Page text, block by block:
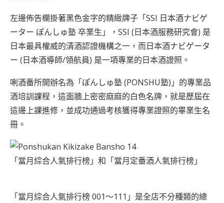
左邊佈告欄掛著黑色金字的精緻牌子「SSI 日本酒ナビゲ
ーター ぽんしゅ塾 卒業生」，SSI (日本酒服務研究會) 是
日本最具權威的清酒認證機構之一，而日本酒ナビゲータ
ー (日本酒導師/領航員) 是一項專業的日本酒證照。
唎酒番所開辦名為「ぽんしゅ塾 (PONSHU塾)」的專業品
酒培訓課程，這面牆上密密麻麻的白色名牌，就是歷屆在
這邊上課進修，並成功通過考核獲得專業證照的畢業生名
冊。
「當月綜合人氣排行榜」和「當月定番酒人氣排行榜」
「當月綜合人氣排行榜 001～111」是全店不分種類的總